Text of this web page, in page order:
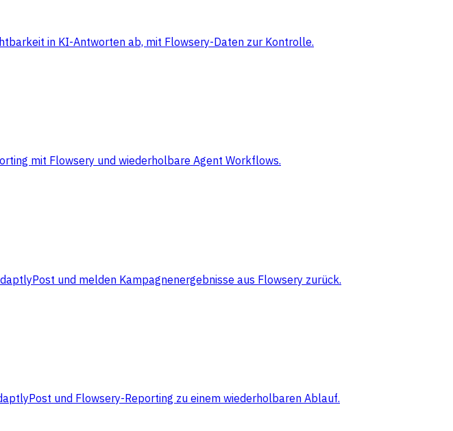
in KI-Antworten ab, mit Flowsery-Daten zur Kontrolle.
mit Flowsery und wiederholbare Agent Workflows.
und melden Kampagnenergebnisse aus Flowsery zurück.
und Flowsery-Reporting zu einem wiederholbaren Ablauf.